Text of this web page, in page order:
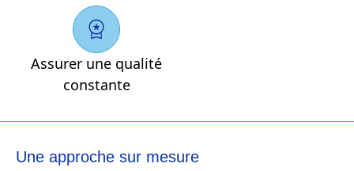
Assurer une qualité
constante
Une approche sur mesure